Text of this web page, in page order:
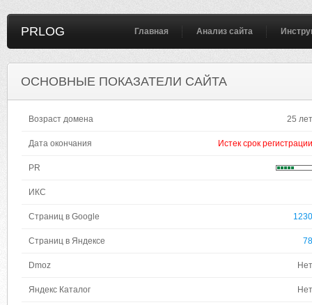
PRLOG Главная Анализ сайта
ОСНОВНЫЕ ПОКАЗАТЕЛИ САЙТА
Возраст домена 25 лет
Дата окончания Истек срок регистрации
PR
ИКС
Страниц в Google 1230
Страниц в Яндексе 78
Dmoz Нет
Яндекс Каталог Нет